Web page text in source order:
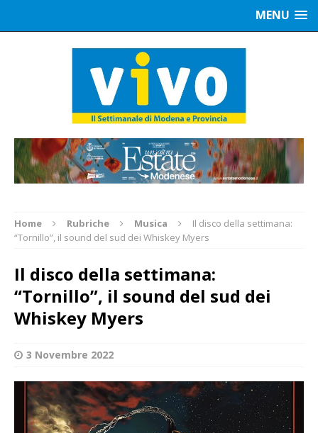
MENU
Home Rubriche Musica
Il disco della settimana:
“Tornillo”, il sound del sud dei Whiskey Myers
Il disco della settimana:
“Tornillo”, il sound del sud dei
Whiskey Myers
3 Novembre 2022